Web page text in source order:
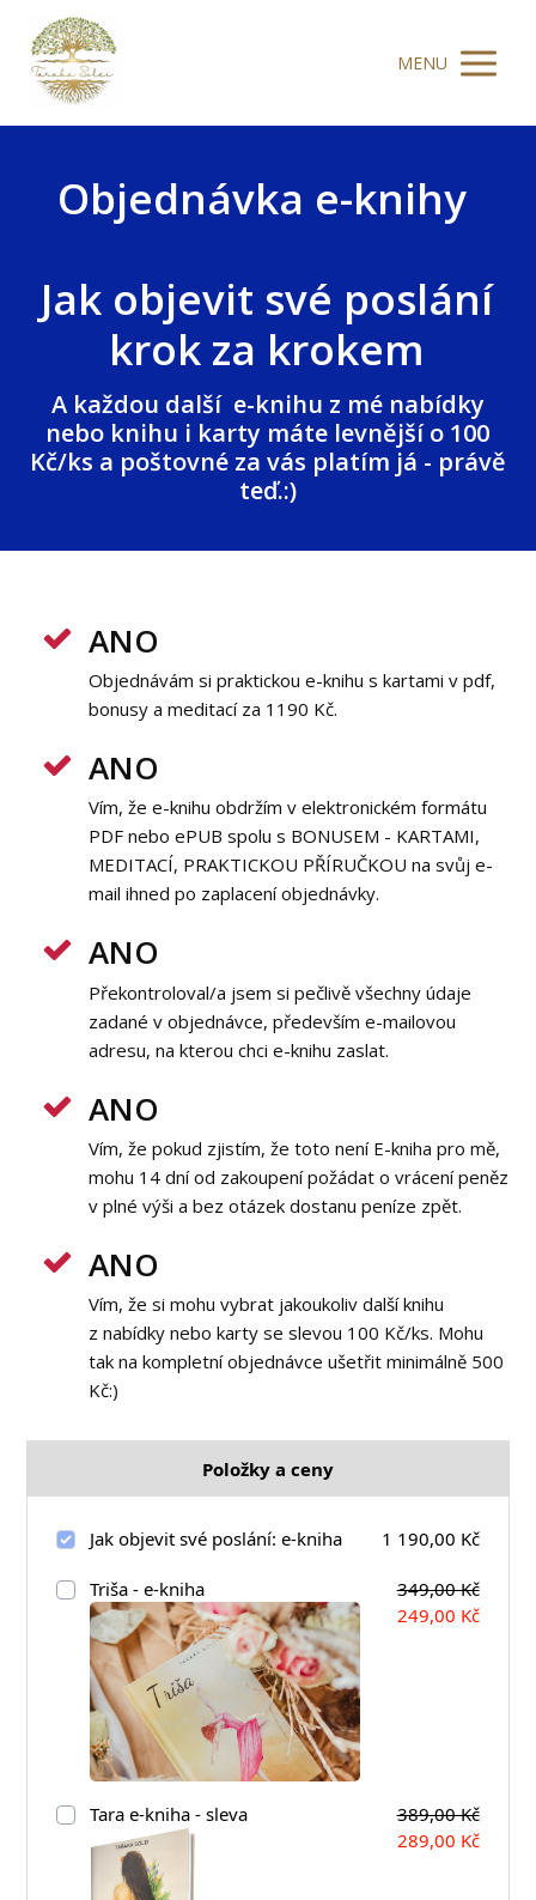
MENU
Objednávka e-knihy
Jak objevit své poslání
krok za krokem
A každou další e-knihu z mé nabídky
nebo knihu i karty máte levnější o 100
Kč/ks a poštovné za vás platím já - právě
teď.:)
ANO
Objednávám si praktickou e-knihu s kartami v pdf,
bonusy a meditací za 1190 Kč.
ANO
Vím, že e-knihu obdržím v elektronickém formátu
PDF nebo ePUB spolu s BONUSEM - KARTAMI,
MEDITACÍ, PRAKTICKOU PŘÍRUČKOU na svůj e-
mail ihned po zaplacení objednávky.
ANO
Překontroloval/a jsem si pečlivě všechny údaje
zadané v objednávce, především e-mailovou
adresu, na kterou chci e-knihu zaslat.
ANO
Vím, že pokud zjistím, že toto není E-kniha pro mě,
mohu 14 dní od zakoupení požádat o vrácení peněz
v plné výši a bez otázek dostanu peníze zpět.
ANO
Vím, že si mohu vybrat jakoukoliv další knihu
z nabídky nebo karty se slevou 100 Kč/ks. Mohu
tak na kompletní objednávce ušetřit minimálně 500
Kč:)
Položky a ceny
Jak objevit své poslání: e-kniha 1 190,00 Kč
Triša - e-kniha
349,00 Kč
249,00 Kč
Tara e-kniha - sleva
389,00 Kč
289,00 Kč